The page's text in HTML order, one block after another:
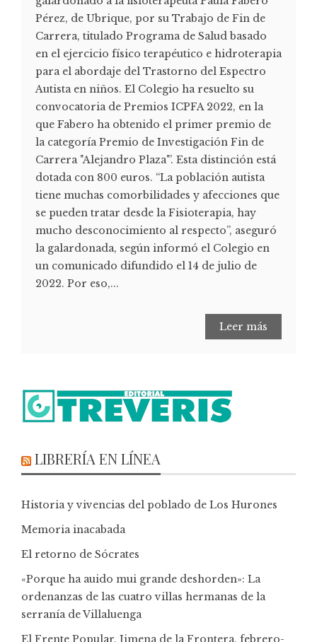
Pérez, de Ubrique, por su Trabajo de Fin de
Carrera, titulado Programa de Salud basado
en el ejercicio físico terapéutico e hidroterapia
para el abordaje del Trastorno del Espectro
Autista en niños. El Colegio ha resuelto su
convocatoria de Premios ICPFA 2022, en la
que Fabero ha obtenido el primer premio de
la categoría Premio de Investigación Fin de
Carrera "Alejandro Plaza"’. Esta distinción está
dotada con 800 euros. “La población autista
tiene muchas comorbilidades y afecciones que
se pueden tratar desde la Fisioterapia, hay
mucho desconocimiento al respecto”, aseguró
la galardonada, según informó el Colegio en
un comunicado difundido el 14 de julio de
2022. Por eso,...
Leer más
LIBRERÍA EN LÍNEA
Historia y vivencias del poblado de Los Hurones
Memoria inacabada
El retorno de Sócrates
«Porque ha auido mui grande deshorden»: La
ordenanzas de las cuatro villas hermanas de la
serranía de Villaluenga
El Frente Popular. Jimena de la Frontera, febrero-